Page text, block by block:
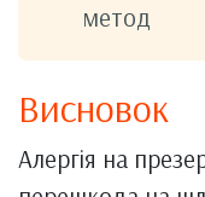
метод
Висновок
Алергія на